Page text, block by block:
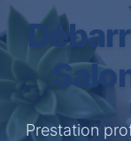
Prestation